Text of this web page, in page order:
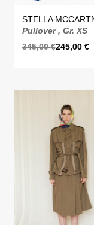
STELLA
Pullover , Gr. XS
345,00€245,00 €